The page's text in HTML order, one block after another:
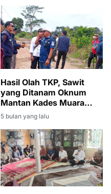
Hasil Olah TKP, Sawit
yang Ditanam Oknum
Mantan Kades Muara
Padang Dicabut
5 bulan yang lalu